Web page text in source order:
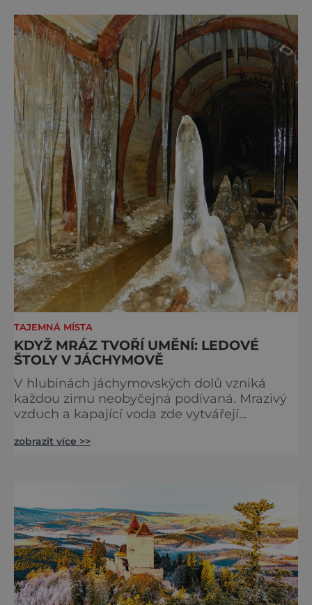
TAJEMNÁ MÍSTA
KDYŽ MRÁZ TVOŘÍ UMĚNÍ: LEDOVÉ
ŠTOLY V JÁCHYMOVĚ
V hlubinách jáchymovských dolů vzniká
každou zimu neobyčejná podívaná. Mrazivý
vzduch a kapající voda zde vytvářejí
křišťálové sochy. Toto jedinečné „ledové
zobrazit více >>